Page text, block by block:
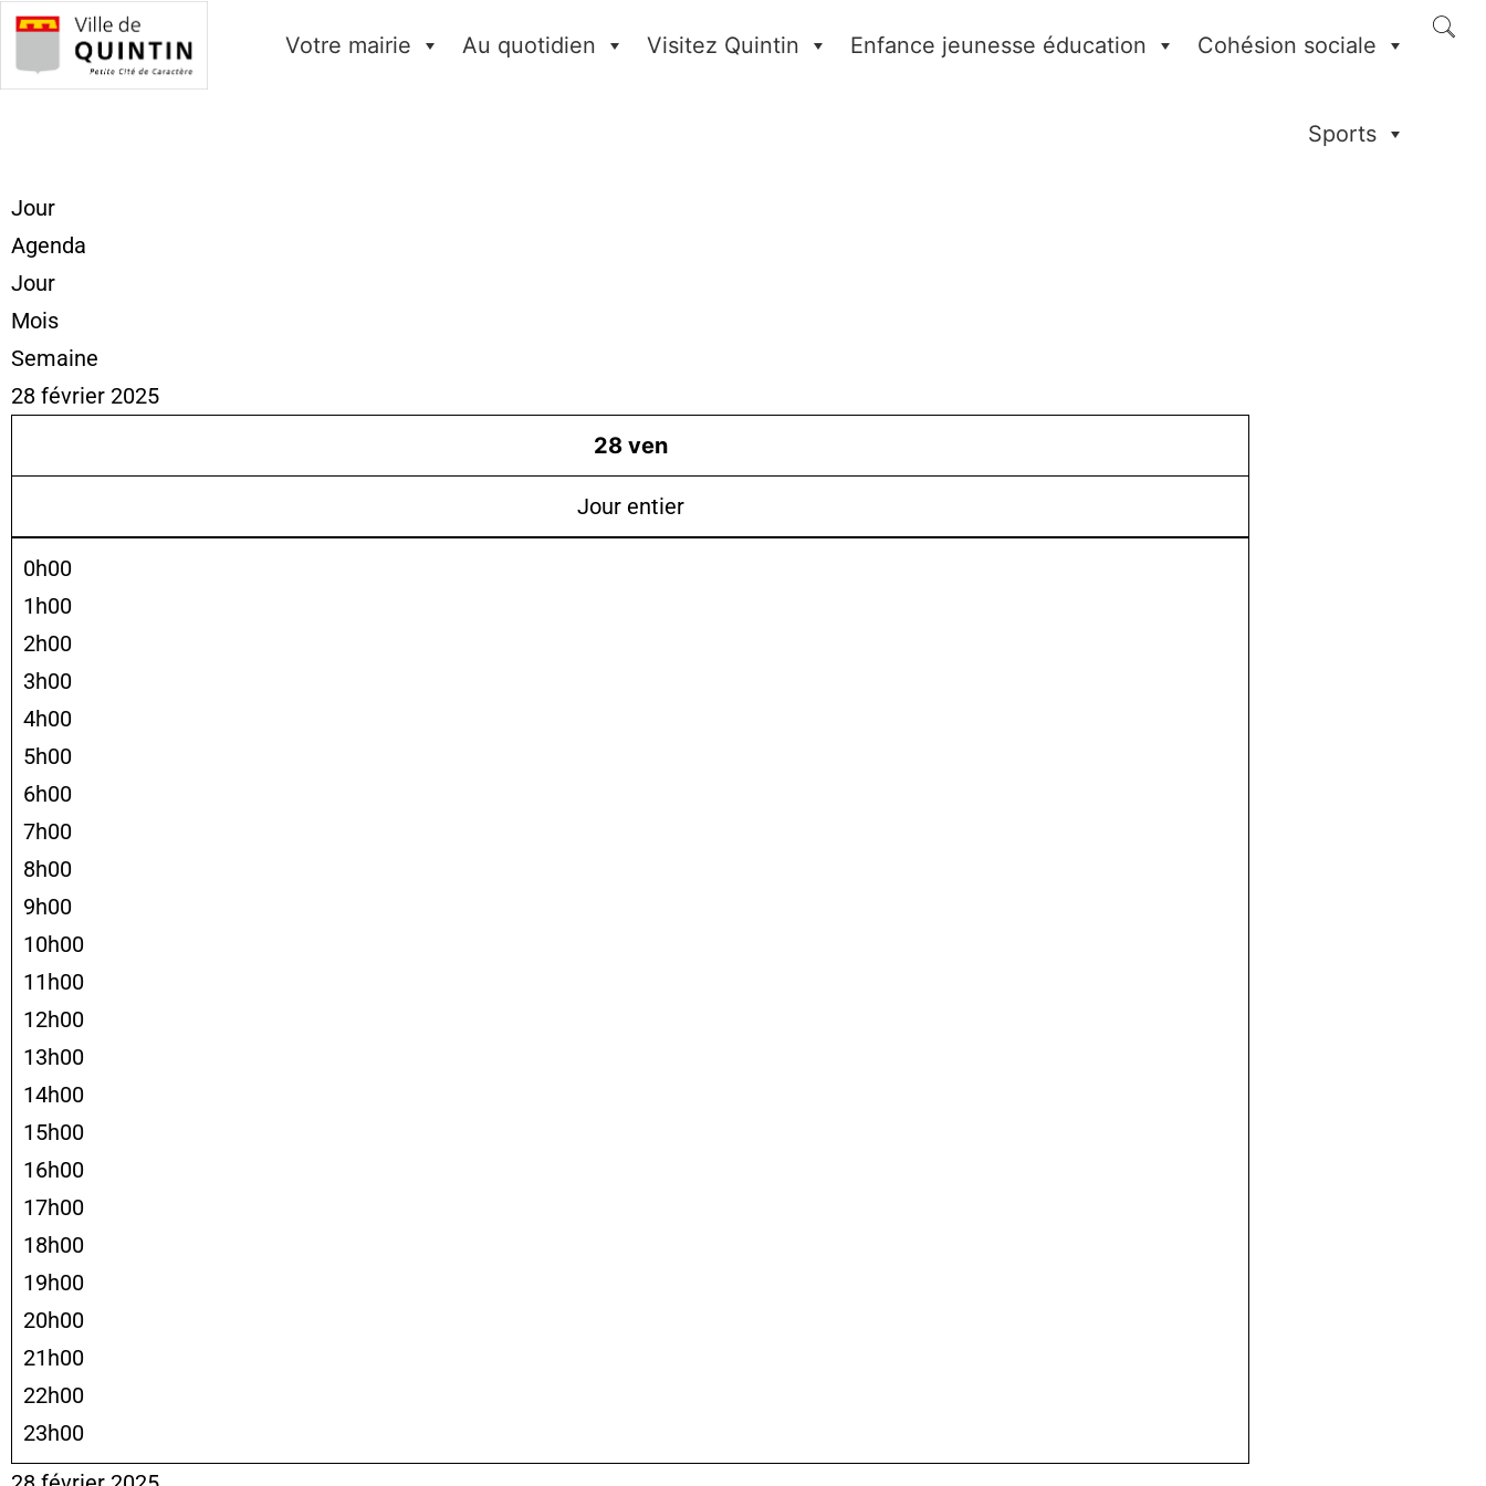
Votre mairie Au quotidien Visitez Quintin Enfance jeunesse éducation Cohésion sociale
Sports
Jour
Agenda
Jour
Mois
Semaine
28 février 2025
28 ven
Jour entier
0h00
1h00
2h00
3h00
4h00
5h00
6h00
7h00
8h00
9h00
10h00
11h00
12h00
13h00
14h00
15h00
16h00
17h00
18h00
19h00
20h00
21h00
22h00
23h00